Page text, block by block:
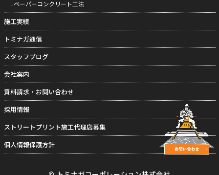
ペーパーコンクリート工法
施工実績
トミナガ通信
スタッフブログ
会社案内
資料請求・お問い合わせ
採用情報
ストリートプリント施工代理店募集
個人情報保護方針